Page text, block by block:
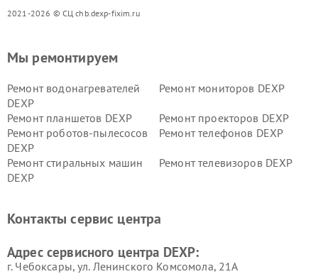
2021-2026 © СЦ chb.dexp-fixim.ru
Мы ремонтируем
Ремонт водонагревателей
DEXP
Ремонт мониторов DEXP
Ремонт планшетов DEXP
Ремонт проекторов DEXP
Ремонт роботов-пылесосов
DEXP
Ремонт телефонов DEXP
Ремонт стиральных машин
DEXP
Ремонт телевизоров DEXP
Ремонт серверов DEXP
Ремонт мини пк DEXP
Контакты сервис центра
Адрес сервисного центра DEXP:
г. Чебоксары, ул. Ленинского Комсомола, 21А